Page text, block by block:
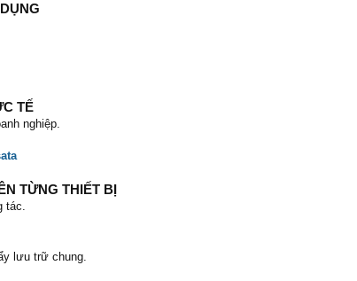
TẾ
nghiệp.
TỪNG THIẾT BỊ
tác.
lưu trữ chung.